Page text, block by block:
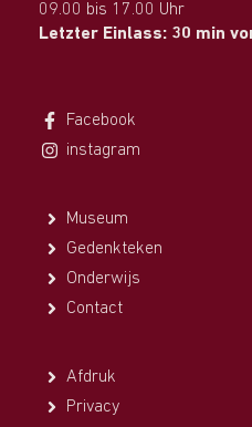
09.00 bis 17.00 Uhr
Letzter Einlass: 30 min
Facebook
instagram
Museum
Gedenkteken
Onderwijs
Contact
Afdruk
Privacy